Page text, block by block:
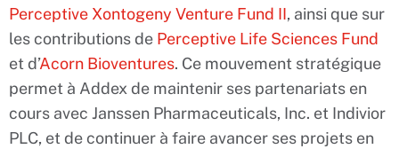
Perceptive Xontogeny Venture Fund II, ainsi que sur
les contributions de Perceptive Life Sciences Fund
et d’Acorn Bioventures. Ce mouvement stratégique
permet à Addex de maintenir ses partenariats en
cours avec Janssen Pharmaceuticals, Inc. et Indivior
PLC, et de continuer à faire avancer ses projets en